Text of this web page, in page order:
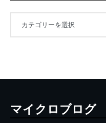
マイクロブログ